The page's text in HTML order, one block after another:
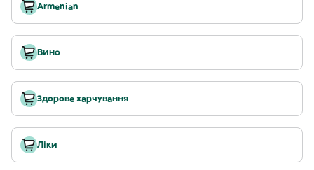
Armenian
Вино
Здорове харчування
Ліки